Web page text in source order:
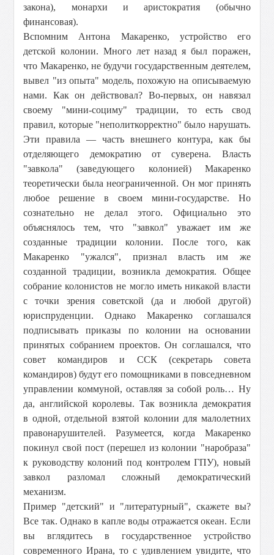
закона), монархи и аристократия (обычно
финансовая).
Вспомним Антона Макаренко, устройство его
детской колонии. Много лет назад я был поражен,
что Макаренко, не будучи государственным деятелем,
вывел "из опыта" модель, похожую на описываемую
нами. Как он действовал? Во-первых, он навязал
своему "мини-социму" традиции, то есть свод
правил, которые "неполиткорректно" было нарушать.
Эти правила — часть внешнего контура, как бы
отделяющего демократию от суверена. Власть
"завкола" (заведующего колонией) Макаренко
теоретически была неограниченной. Он мог принять
любое решение в своем мини-государстве. Но
сознательно не делал этого. Официально это
объяснялось тем, что "завкол" уважает им же
созданные традиции колонии. После того, как
Макаренко "ужался", признал власть им же
созданной традиции, возникла демократия. Общее
собрание колонистов не могло иметь никакой власти
с точки зрения советской (да и любой другой)
юриспруденции. Однако Макаренко соглашался
подписывать приказы по колонии на основании
принятых собранием проектов. Он соглашался, что
совет командиров и ССК (секретарь совета
командиров) будут его помощниками в повседневном
управлении коммуной, оставляя за собой роль… Ну
да, английской королевы. Так возникла демократия
в одной, отдельной взятой колонии для малолетних
правонарушителей. Разумеется, когда Макаренко
покинул свой пост (перешел из колонии "наробраза"
к руководству колоний под контролем ГПУ), новый
завкол разломал сложный демократический
механизм.
Пример "детский" и "литературный", скажете вы?
Все так. Однако в капле воды отражается океан. Если
вы вглядитесь в государственное устройство
современного Ирана, то с удивлением увидите, что